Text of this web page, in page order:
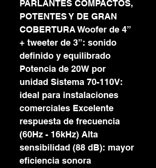
PARLANTES COMPACTOS,
POTENTES Y DE GRAN
COBERTURA Woofer de 4”
+ tweeter de 3”: sonido
definido y equilibrado
Potencia de 20W por
unidad Sistema 70-110V:
ideal para instalaciones
comerciales Excelente
respuesta de frecuencia
(60Hz - 16kHz) Alta
sensibilidad (88 dB): mayor
eficiencia sonora